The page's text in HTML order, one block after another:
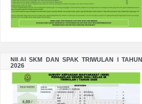
NILAI SKM DAN SPAK TRIWULAN I TAHUN
2026